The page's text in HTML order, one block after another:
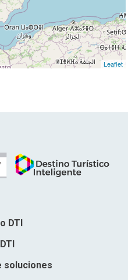
Leaflet
DTI
soluciones